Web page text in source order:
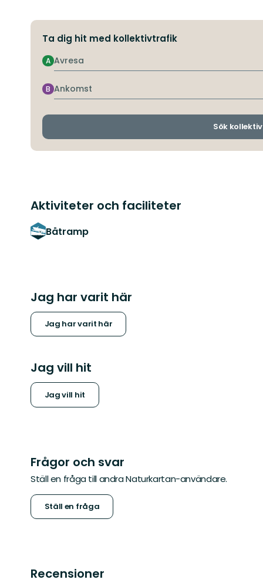
Ta dig hit med kollektivtrafik
Avresa
A
Ankomst
B
Sök
Aktiviteter och faciliteter
Båtramp
Jag har varit här
Jag har varit här
Jag vill hit
Jag vill hit
Frågor och svar
Ställ en fråga till andra Naturkartan-användare.
Ställ en fråga
Recensioner